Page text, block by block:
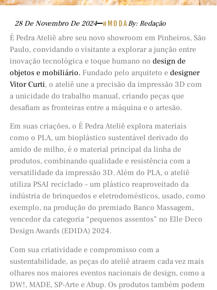
28 De Novembro De 2024 #MODABy: Redação
É Pedra Ateliê abre seu novo showroom em Pinheiros, São
Paulo, convidando o visitante a explorar a junção entre
inovação tecnológica e toque humano no design de
objetos e mobiliário. Fundado pelo arquiteto e designer
Vitor Curti, o ateliê une a precisão da impressão 3D com
a unicidade do trabalho manual, criando peças que
desafiam as fronteiras entre a máquina e o artesão.
Em suas criações, o É Pedra Ateliê explora materiais
como o PLA, um bioplástico sustentável derivado do
amido de milho, é o material principal da linha de
produtos, combinando qualidade e resistência com a
versatilidade da impressão 3D. Além do PLA, o ateliê
utiliza PSAI reciclado – um plástico reaproveitado da
indústria de brinquedos e eletrodomésticos, usado, como
exemplo, na produção do premiado Banco Massagem,
vencedor da categoria “pequenos assentos” no Elle Deco
Design Awards (EDIDA) 2024.
Com sua criatividade e compromisso com a
sustentabilidade, as peças do ateliê atraem cada vez mais
olhares nos maiores eventos nacionais de design, como a
DW!, MADE, SP-Arte e Abup. Os produtos também podem